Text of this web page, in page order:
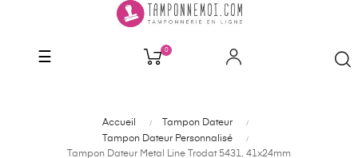
Basculer
☰ 0
Accueil
Tampon Dateur
Tampon Dateur Personnalisé
Tampon Dateur Metal Line Trodat 5431, 41x24mm